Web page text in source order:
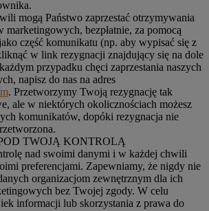
mogą Państwo zaprzestać otrzymywania
marketingowych, bezpłatnie, za pomocą
część komunikatu (np. aby wypisać się z
w link rezygnacji znajdujący się na dole
przypadku chęci zaprzestania naszych
napisz do nas na adres
. Przetworzymy Twoją rezygnację tak
ale w niektórych okolicznościach możesz
komunikatów, dopóki rezygnacja nie
TWOJĄ KONTROLĄ
nad swoimi danymi i w każdej chwili
preferencjami. Zapewniamy, że nigdy nie
organizacjom zewnętrznym dla ich
bez Twojej zgody. W celu
informacji lub skorzystania z prawa do